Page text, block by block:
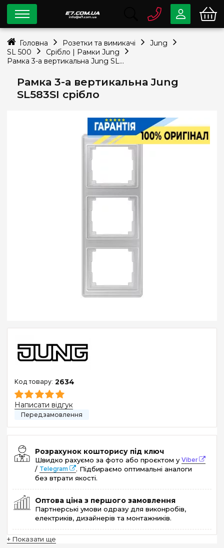
Рамка 3-а вертикальна Jung
SL583SI срібло
2634
Написати відгук
Розрахунок кошторису під ключ
Швидко рахуємо за фото або проєктом уViber
/ Telegram
. Підбираємо оптимальні аналоги
без втрати якості.
Оптова ціна з першого замовлення
Партнерські умови одразу для виконробів,
електриків, дизайнерів та монтажників.
+ Показати ще
0 80033-63-07
Безкоштовно
info@e7.com.ua
Viber Telegram
Головна Розетки та вимикачі
Jung
SL 500
Срібло | Рамки Jung
Рамка 3-а вертикальна Jung SL583SI срібло